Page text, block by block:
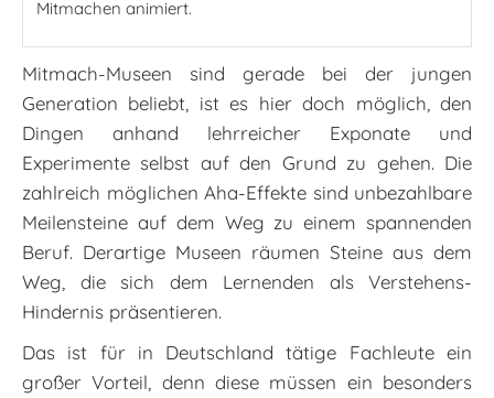
Mitmachen animiert.
Mitmach-Museen sind gerade bei der jungen
Generation beliebt, ist es hier doch möglich, den
Dingen anhand lehrreicher Exponate und
Experimente selbst auf den Grund zu gehen. Die
zahlreich möglichen Aha-Effekte sind unbezahlbare
Meilensteine auf dem Weg zu einem spannenden
Beruf. Derartige Museen räumen Steine aus dem
Weg, die sich dem Lernenden als Verstehens-
Hindernis präsentieren.
Das ist für in Deutschland tätige Fachleute ein
großer Vorteil, denn diese müssen ein besonders